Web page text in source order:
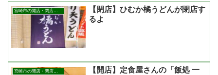
宮崎市の開店・閉店まとめ
【閉店】ひむか橘うどんが閉店す
るよ
宮崎市の開店・閉店まとめ
【開店】定食屋さんの「飯処 一